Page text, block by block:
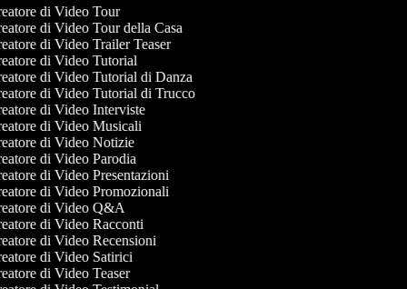
di Video Tour
di Video Tour della Casa
di Video Trailer Teaser
di Video Tutorial
di Video Tutorial di Danza
di Video Tutorial di Trucco
di Video Interviste
di Video Musicali
di Video Notizie
di Video Parodia
di Video Presentazioni
di Video Promozionali
di Video Q&A
di Video Racconti
di Video Recensioni
di Video Satirici
di Video Teaser